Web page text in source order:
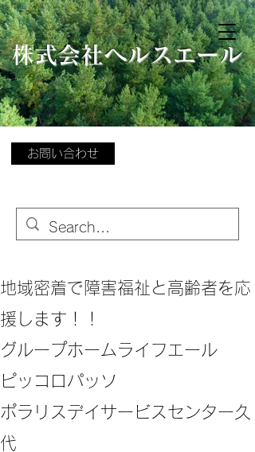
​株式会社ヘルスエール
お問い合わせ
地域密着で障害福祉と高齢者を応
援します！！
グループホームライフエール
ピッコロパッソ
ポラリスデイサービスセンター久
代